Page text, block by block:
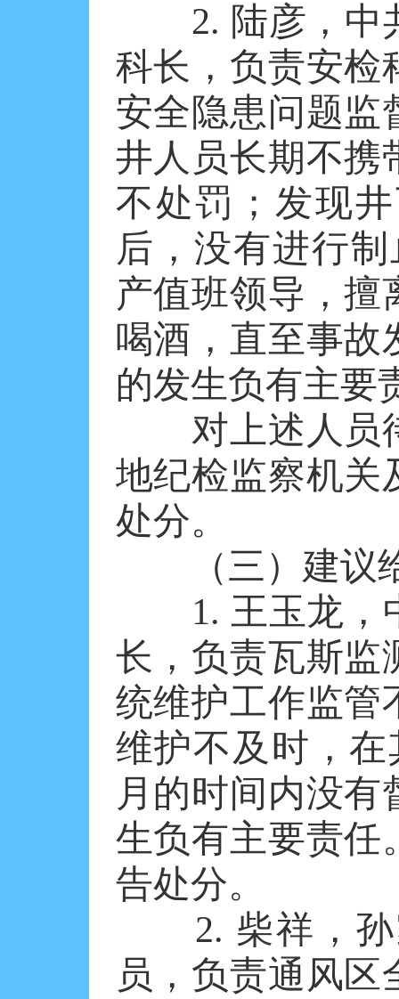
2. 陆彦，中共
科长，负责安检
安全隐患问题监
井人员长期不携
不处罚；发现
后，没有进行
产值班领导，擅
喝酒，直至事故
的发生负有主要
对上述人员待
地纪检监察机关
处分。
（三）建议给
1. 王玉龙，中
长，负责瓦斯监
统维护工作监管
维护不及时，
月的时间内没
生负有主要责任
告处分。
2. 柴祥，孙
员，负责通风